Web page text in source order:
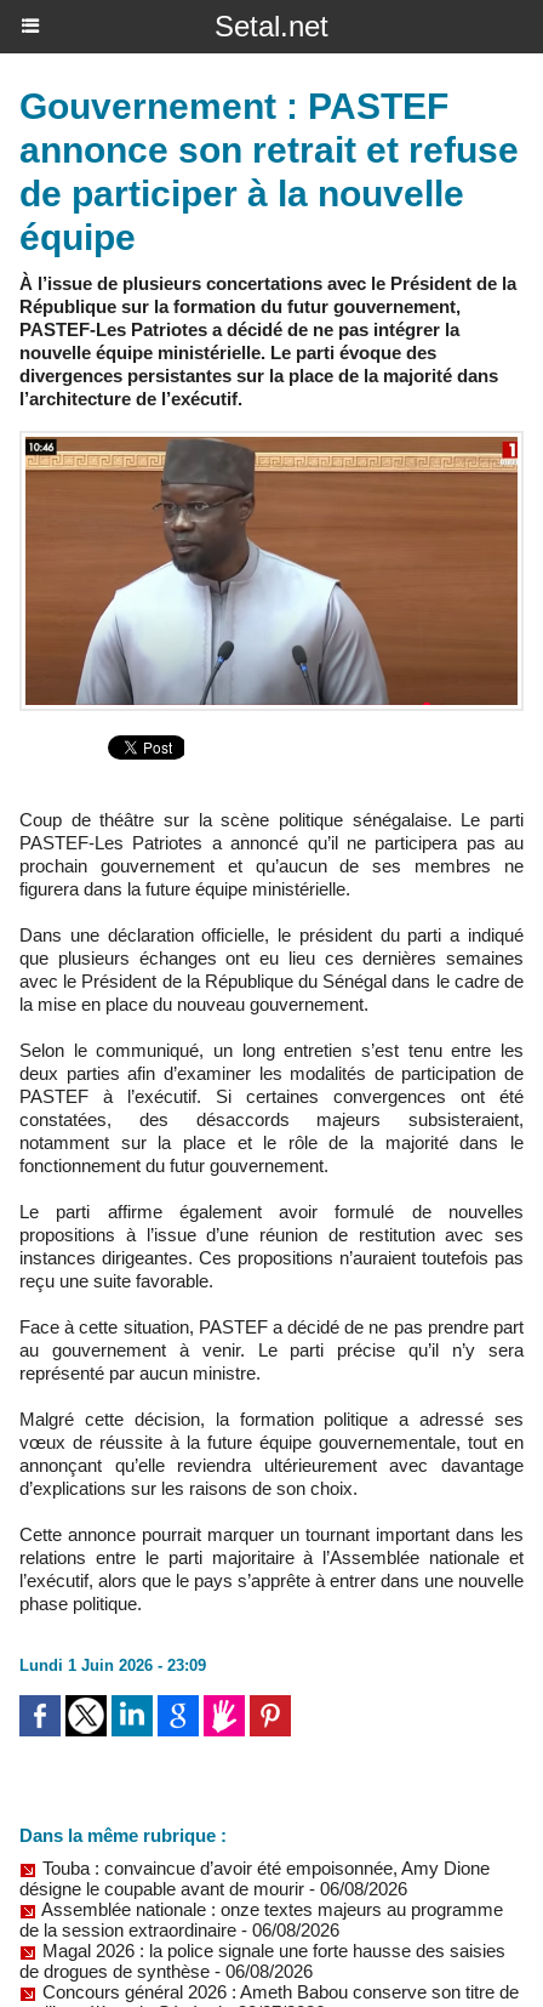
Setal.net
Gouvernement : PASTEF
annonce son retrait et refuse
de participer à la nouvelle
équipe
À l’issue de plusieurs concertations avec le Président de la
République sur la formation du futur gouvernement,
PASTEF-Les Patriotes a décidé de ne pas intégrer la
nouvelle équipe ministérielle. Le parti évoque des
divergences persistantes sur la place de la majorité dans
l’architecture de l’exécutif.
Coup de théâtre sur la scène politique sénégalaise. Le parti
PASTEF-Les Patriotes a annoncé qu’il ne participera pas au
prochain gouvernement et qu’aucun de ses membres ne
figurera dans la future équipe ministérielle.
Dans une déclaration officielle, le président du parti a indiqué
que plusieurs échanges ont eu lieu ces dernières semaines
avec le Président de la République du Sénégal dans le cadre de
la mise en place du nouveau gouvernement.
Selon le communiqué, un long entretien s’est tenu entre les
deux parties afin d’examiner les modalités de participation de
PASTEF à l’exécutif. Si certaines convergences ont été
constatées, des désaccords majeurs subsisteraient,
notamment sur la place et le rôle de la majorité dans le
fonctionnement du futur gouvernement.
Le parti affirme également avoir formulé de nouvelles
propositions à l’issue d’une réunion de restitution avec ses
instances dirigeantes. Ces propositions n’auraient toutefois pas
reçu une suite favorable.
Face à cette situation, PASTEF a décidé de ne pas prendre part
au gouvernement à venir. Le parti précise qu’il n’y sera
représenté par aucun ministre.
Malgré cette décision, la formation politique a adressé ses
vœux de réussite à la future équipe gouvernementale, tout en
annonçant qu’elle reviendra ultérieurement avec davantage
d’explications sur les raisons de son choix.
Cette annonce pourrait marquer un tournant important dans les
relations entre le parti majoritaire à l’Assemblée nationale et
l’exécutif, alors que le pays s’apprête à entrer dans une nouvelle
phase politique.
Lundi 1 Juin 2026 - 23:09
Dans la même rubrique :
Touba : convaincue d’avoir été empoisonnée, Amy Dione
désigne le coupable avant de mourir - 06/08/2026
Assemblée nationale : onze textes majeurs au programme
de la session extraordinaire - 06/08/2026
Magal 2026 : la police signale une forte hausse des saisies
de drogues de synthèse - 06/08/2026
Concours général 2026 : Ameth Babou conserve son titre de